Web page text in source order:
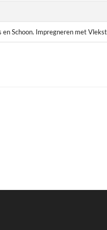
Schoon. Impregneren met